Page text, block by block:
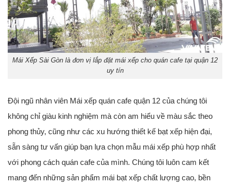
Mái Xếp Sài Gòn là đơn vị lắp đặt mái xếp cho quán cafe tại quận 12
uy tín
Đội ngũ nhân viên Mái xếp quán cafe quận 12 của chúng tôi
không chỉ giàu kinh nghiệm mà còn am hiểu về màu sắc theo
phong thủy, cũng như các xu hướng thiết kế bạt xếp hiện đại,
sẵn sàng tư vấn giúp bạn lựa chọn mẫu mái xếp phù hợp nhất
với phong cách quán cafe của mình. Chúng tôi luôn cam kết
mang đến những sản phẩm mái bạt xếp chất lượng cao, bền